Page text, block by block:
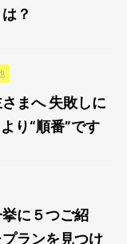
？
まへ 失敗しに
り“順番”です
に５つご紹
ランを見つけ